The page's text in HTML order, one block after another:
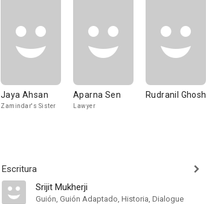
Jaya Ahsan
Zamindar's Sister
Aparna Sen
Lawyer
Rudranil Ghosh
Escritura
Srijit Mukherji
Guión, Guión Adaptado, Historia, Dialogue